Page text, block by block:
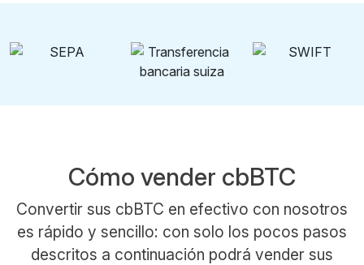
Cómo vender cbBTC
Convertir sus cbBTC en efectivo con nosotros
es rápido y sencillo: con solo los pocos pasos
descritos a continuación podrá vender sus